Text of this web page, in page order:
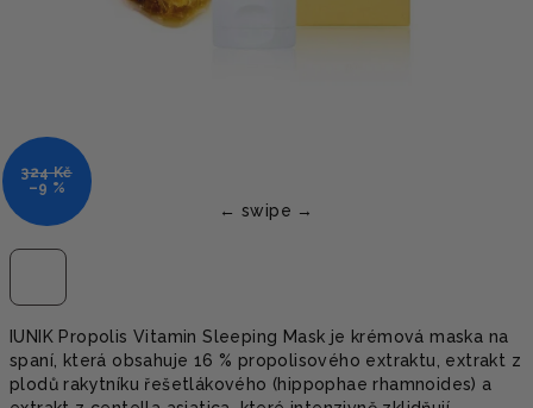
IUNIK Propolis Vitamin Sleeping Mask je krémová maska na
spaní, která obsahuje 16 % propolisového extraktu, extrakt z
plodů rakytníku řešetlákového (hippophae rhamnoides) a
324 Kč
–9 %